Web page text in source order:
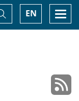
EN
Basculer
la
recherche